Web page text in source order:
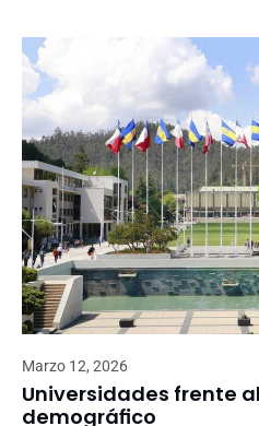
Marzo 12, 2026
Universidades frente
demográfico